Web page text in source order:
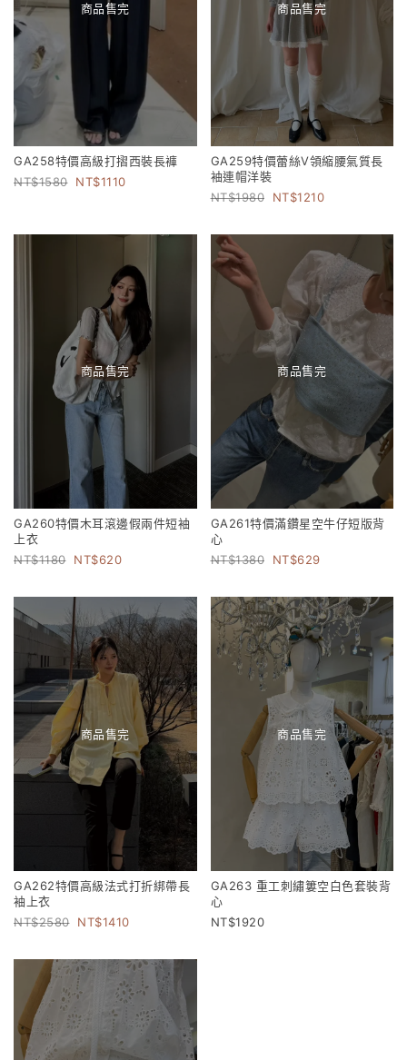
商品售完
GA258特價高級打摺西裝長褲
1580
1110
商品售完
GA259特價蕾絲V領縮腰氣質長
袖連帽洋裝
1980
1210
商品售完
GA260特價木耳滾邊假兩件短袖
上衣
1180
620
商品售完
GA261特價滿鑽星空牛仔短版背
心
1380
629
商品售完
GA262特價高級法式打折綁帶長
袖上衣
2580
1410
商品售完
GA263 重工刺繡簍空白色套裝背
心
1920